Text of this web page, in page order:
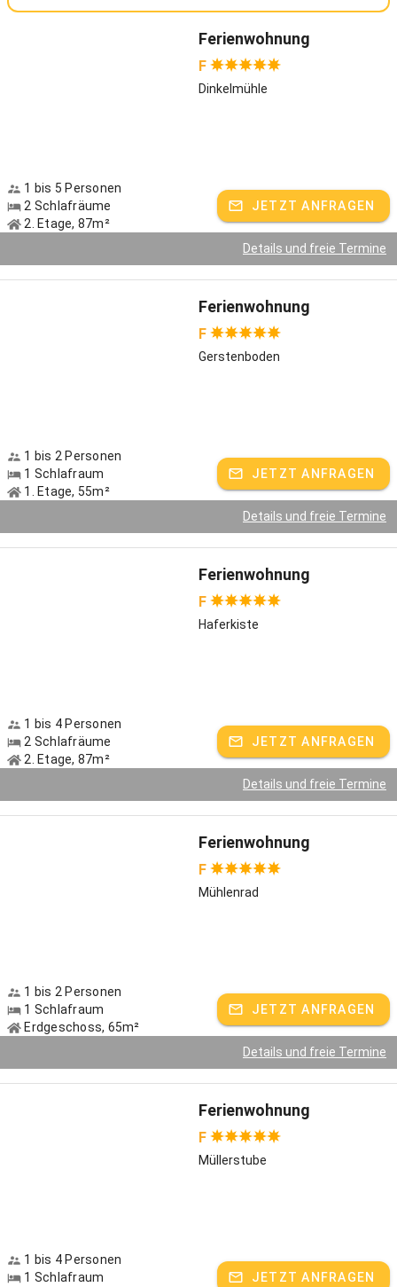
Ferienwohnung
F
Dinkelmühle
1 bis 5 Personen
2 Schlafräume
2. Etage, 87m²
JETZT ANFRAGEN
Details und freie Termine
Ferienwohnung
F
Gerstenboden
1 bis 2 Personen
1 Schlafraum
1. Etage, 55m²
JETZT ANFRAGEN
Details und freie Termine
Ferienwohnung
F
Haferkiste
1 bis 4 Personen
2 Schlafräume
2. Etage, 87m²
JETZT ANFRAGEN
Details und freie Termine
Ferienwohnung
F
Mühlenrad
1 bis 2 Personen
1 Schlafraum
Erdgeschoss, 65m²
JETZT ANFRAGEN
Details und freie Termine
Ferienwohnung
F
Müllerstube
1 bis 4 Personen
1 Schlafraum
JETZT ANFRAGEN